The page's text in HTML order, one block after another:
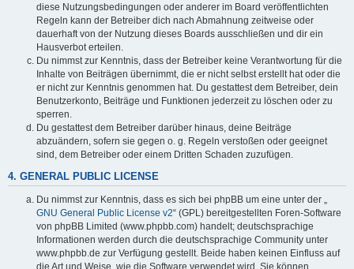
diese Nutzungsbedingungen oder anderer im Board veröffentlichten
Regeln kann der Betreiber dich nach Abmahnung zeitweise oder
dauerhaft von der Nutzung dieses Boards ausschließen und dir ein
Hausverbot erteilen.
Du nimmst zur Kenntnis, dass der Betreiber keine Verantwortung für die
Inhalte von Beiträgen übernimmt, die er nicht selbst erstellt hat oder die
er nicht zur Kenntnis genommen hat. Du gestattest dem Betreiber, dein
Benutzerkonto, Beiträge und Funktionen jederzeit zu löschen oder zu
sperren.
Du gestattest dem Betreiber darüber hinaus, deine Beiträge
abzuändern, sofern sie gegen o. g. Regeln verstoßen oder geeignet
sind, dem Betreiber oder einem Dritten Schaden zuzufügen.
4. GENERAL PUBLIC LICENSE
Du nimmst zur Kenntnis, dass es sich bei phpBB um eine unter der „
GNU General Public License v2“ (GPL) bereitgestellten Foren-Software
von phpBB Limited (www.phpbb.com) handelt; deutschsprachige
Informationen werden durch die deutschsprachige Community unter
www.phpbb.de zur Verfügung gestellt. Beide haben keinen Einfluss auf
die Art und Weise, wie die Software verwendet wird. Sie können